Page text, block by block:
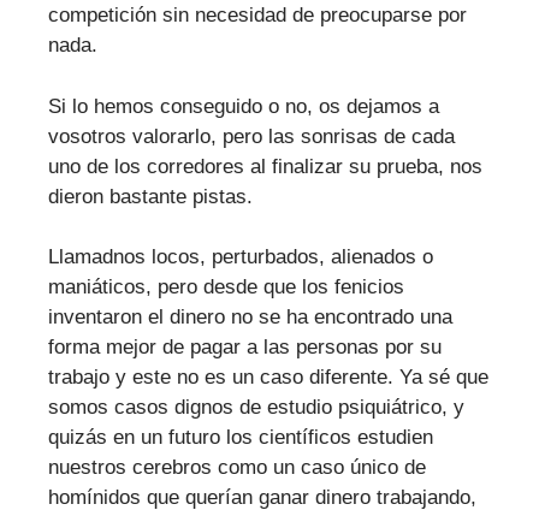
competición sin necesidad de preocuparse por
nada.
Si lo hemos conseguido o no, os dejamos a
vosotros valorarlo, pero las sonrisas de cada
uno de los corredores al finalizar su prueba, nos
dieron bastante pistas.
Llamadnos locos, perturbados, alienados o
maniáticos, pero desde que los fenicios
inventaron el dinero no se ha encontrado una
forma mejor de pagar a las personas por su
trabajo y este no es un caso diferente. Ya sé que
somos casos dignos de estudio psiquiátrico, y
quizás en un futuro los científicos estudien
nuestros cerebros como un caso único de
homínidos que querían ganar dinero trabajando,